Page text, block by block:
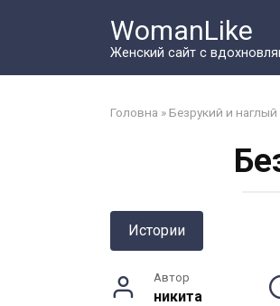
WomanLike
Женский сайт с
Головна »Безрукий и наглый
Истории
Автор
никита